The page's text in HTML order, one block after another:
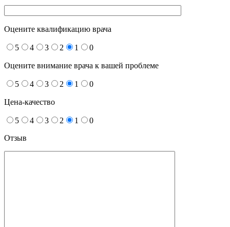
Оцените квалификацию врача
5 4 3 2 1 0
Оцените внимание врача к вашей проблеме
5 4 3 2 1 0
Цена-качество
5 4 3 2 1
0
Отзыв